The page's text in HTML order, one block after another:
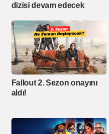
dizisi devam edecek
Fallout 2. Sezon onayını
aldı!